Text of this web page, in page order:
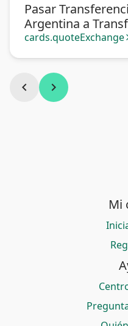
Pasar
Argentina a
bancaria
cards.quoteExchange
chevron_left chevron_right
Mi